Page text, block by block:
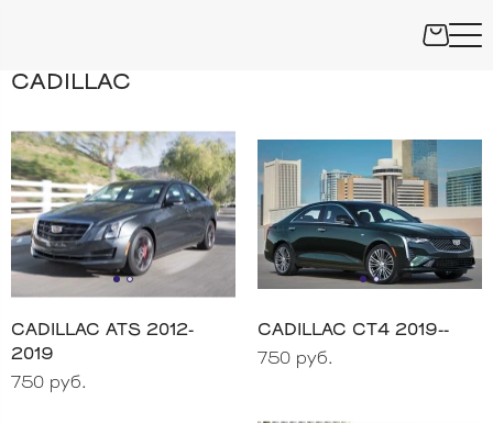
CADILLAC
CADILLAC ATS 2012-
2019
750 руб.
CADILLAC CT4 2019--
750 руб.